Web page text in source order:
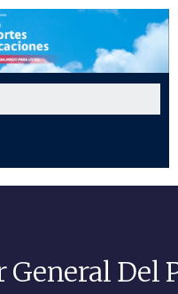
Del